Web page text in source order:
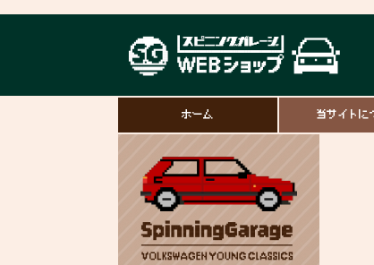
ホーム 当サイトに